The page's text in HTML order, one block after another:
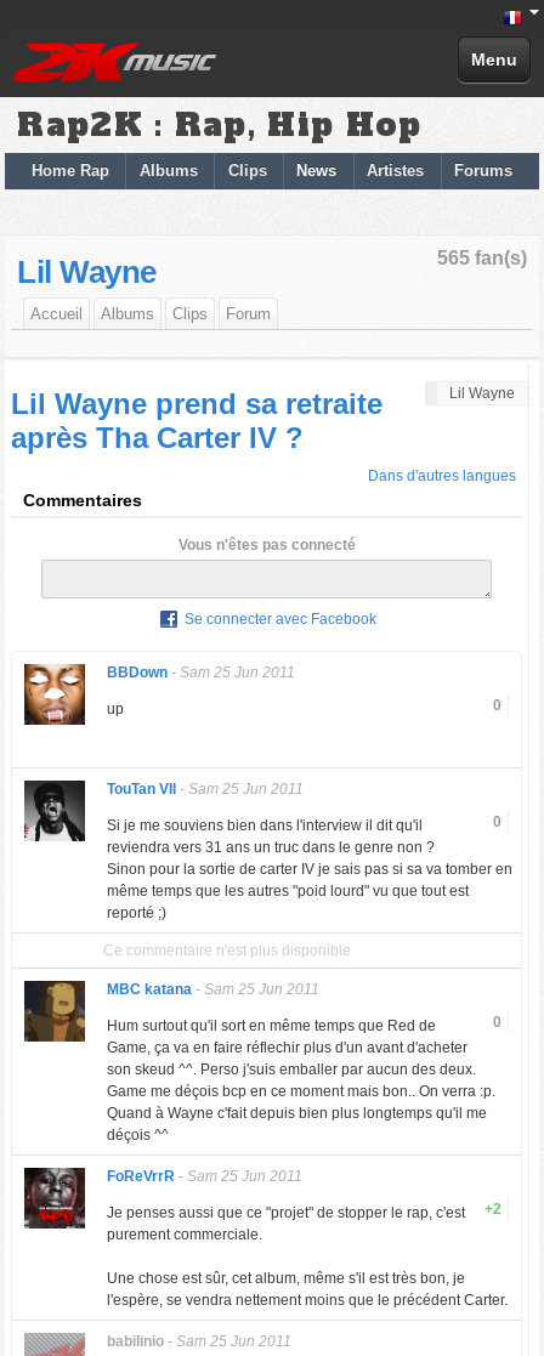
Menu
Rap2K : Rap, Hip Hop
Home Rap Albums Clips News Artistes Forums
565 fan(s)
Lil Wayne
Accueil Albums Clips Forum
Lil Wayne
Lil Wayne prend sa retraite
après Tha Carter IV ?
Dans d'autres langues
Commentaires
Vous n'êtes pas connecté
Se connecter avec Facebook
BBDown- Sam 25 Jun 2011
0
up
TouTan VII - Sam 25 Jun 2011
0
Si je me souviens bien dans l'interview il dit qu'il
reviendra vers 31 ans un truc dans le genre non ?
Sinon pour la sortie de carter IV je sais pas si sa va tomber en
même temps que les autres "poid lourd" vu que tout est
reporté ;)
Ce commentaire n'est plus disponible
MBC katana- Sam 25 Jun 2011
0
Hum surtout qu'il sort en même temps que Red de
Game, ça va en faire réflechir plus d'un avant d'acheter
son skeud ^^. Perso j'suis emballer par aucun des deux.
Game me déçois bcp en ce moment mais bon.. On verra :p.
Quand à Wayne c'fait depuis bien plus longtemps qu'il me
déçois ^^
FoReVrrR- Sam 25 Jun 2011
+2
Je penses aussi que ce "projet" de stopper le rap, c'est
purement commerciale.
Une chose est sûr, cet album, même s'il est très bon, je
l'espère, se vendra nettement moins que le précédent Carter.
babilinio- Sam 25 Jun 2011